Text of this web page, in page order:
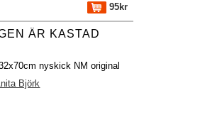
95kr
ÄR KASTAD
nyskick NM original
Björk